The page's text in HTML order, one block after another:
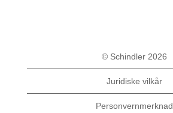
© Schindler 2026
Juridiske vilkår
Personvernmerknad